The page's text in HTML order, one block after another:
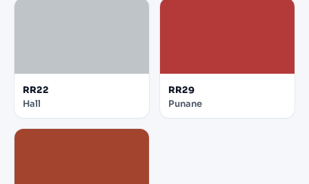
RR22
Hall
RR29
Punane